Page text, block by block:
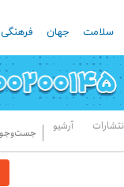
سلامت جهان فرهنگی